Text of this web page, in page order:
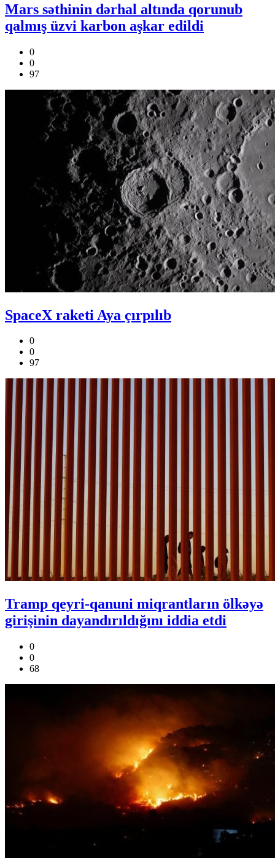
Mars səthinin dərhal altında qorunub
qalmış üzvi karbon aşkar edildi
0
0
97
SpaceX raketi Aya çırpılıb
0
0
97
Tramp qeyri-qanuni miqrantların ölkəyə
girişinin dayandırıldığını iddia etdi
0
0
68